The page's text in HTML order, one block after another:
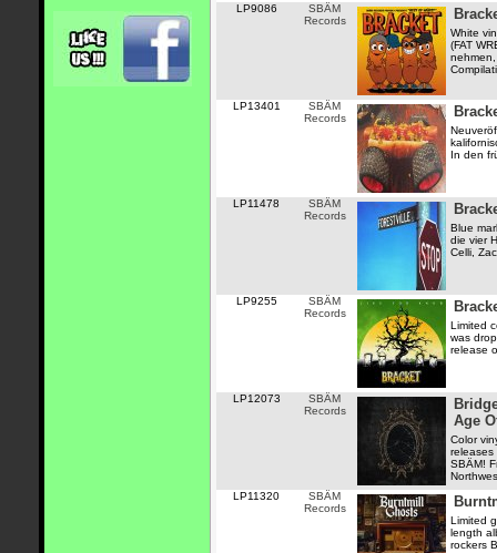
LP9086
SBÄM
Records
White
(FAT
LP13401
SBÄM
Records
In den
LP11478
SBÄM
Records
Blue
die vier
Celli,
LP9255
SBÄM
Records
Limited
was
release
LP12073
SBÄM
Records
Age
Color
releases
SBÄM!
LP11320
SBÄM
Records
Limited
length
rockers